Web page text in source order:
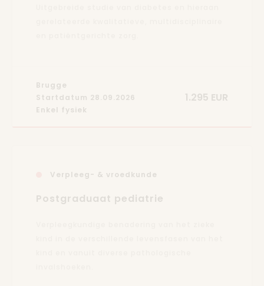
Brugge
Startdatum 28.09.2026
Enkel fysiek
1.295 EUR
Verpleeg- & vroedkunde
Postgraduaat pediatrie